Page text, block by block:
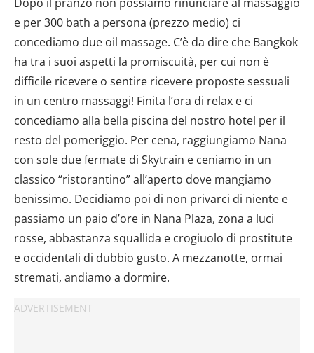
e per 300 bath a persona (prezzo medio) ci
concediamo due oil massage. C’è da dire che Bangkok
ha tra i suoi aspetti la promiscuità, per cui non è
difficile ricevere o sentire ricevere proposte sessuali
in un centro massaggi! Finita l’ora di relax e ci
concediamo alla bella piscina del nostro hotel per il
resto del pomeriggio. Per cena, raggiungiamo Nana
con sole due fermate di Skytrain e ceniamo in un
classico “ristorantino” all’aperto dove mangiamo
benissimo. Decidiamo poi di non privarci di niente e
passiamo un paio d’ore in Nana Plaza, zona a luci
rosse, abbastanza squallida e crogiuolo di prostitute
e occidentali di dubbio gusto. A mezzanotte, ormai
stremati, andiamo a dormire.